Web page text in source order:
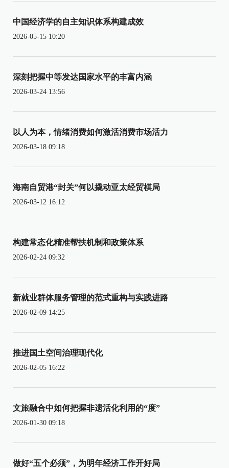
中国经济学的自主知识体系构建成效
2026-05-15 10:20
深刻把握中等发达国家水平的丰富内涵
2026-03-24 13:56
以人为本，情绪消费如何激活消费市场活力
2026-03-18 09:18
海南自贸港“封关”何以撬动亚太经贸棋局
2026-03-12 16:12
构建常态化精准帮扶机制和政策体系
2026-02-24 09:32
新就业群体服务管理的范式重构与实践进路
2026-02-09 14:25
推进国土空间治理现代化
2026-02-05 16:22
文旅融合中如何把握非遗活化利用的“度”
2026-01-30 09:18
做好“五个必须”，为明年经济工作开好局